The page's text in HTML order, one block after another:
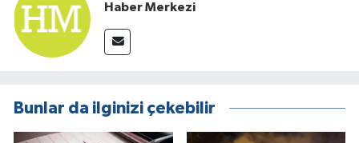
Haber Merkezi
Bunlar da ilginizi çekebilir